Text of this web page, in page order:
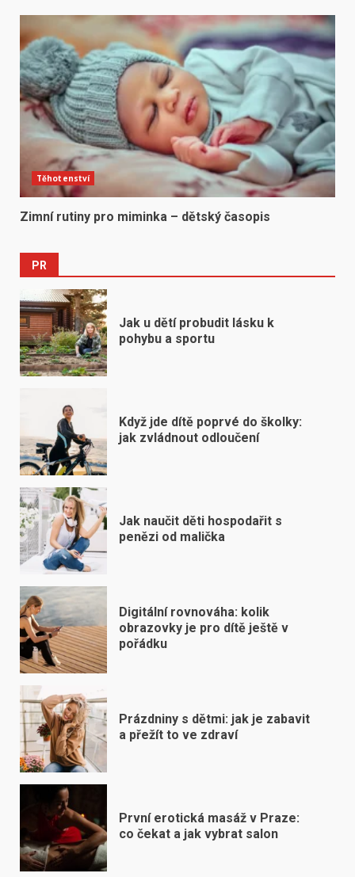
Těhotenství
Zimní rutiny pro miminka – dětský časopis
PR
Jak u dětí probudit lásku k
pohybu a sportu
Když jde dítě poprvé do školky:
jak zvládnout odloučení
Jak naučit děti hospodařit s
penězi od malička
Digitální rovnováha: kolik
obrazovky je pro dítě ještě v
pořádku
Prázdniny s dětmi: jak je zabavit
a přežít to ve zdraví
První erotická masáž v Praze:
co čekat a jak vybrat salon